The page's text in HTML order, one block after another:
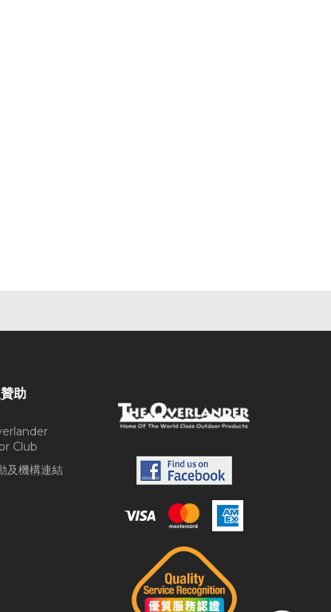
助
Club
及機構連結